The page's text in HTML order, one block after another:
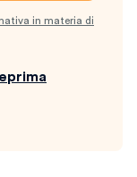
in materia di